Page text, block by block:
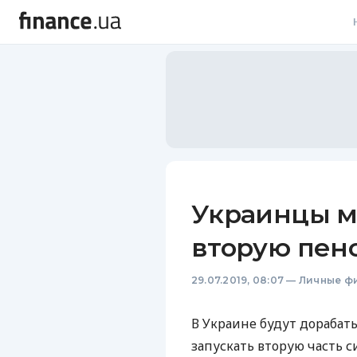
Украинцы
вторую
29.07.2019, 08:07 — Личные
В Украине будут
запускать вторую часть